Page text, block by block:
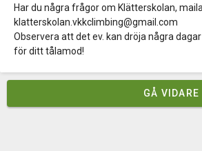
Har du några frågor om Klätterskolan,
klatterskolan.vkkclimbing@gmail.com
Observera att det ev. kan dröja några
för ditt tålamod!
GÅ VIDARE